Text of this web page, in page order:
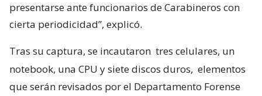
presentarse ante funcionarios de Carabineros con
cierta periodicidad”, explicó.
Tras su captura, se incautaron tres celulares, un
notebook, una CPU y siete discos duros, elementos
que serán revisados por el Departamento Forense